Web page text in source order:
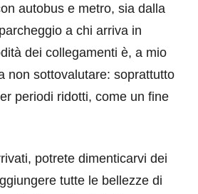
autobus e metro, sia dalla
a chi arriva in
dei collegamenti è, a mio
non sottovalutare: soprattutto
periodi ridotti, come un fine
potrete dimenticarvi dei
tutte le bellezze di